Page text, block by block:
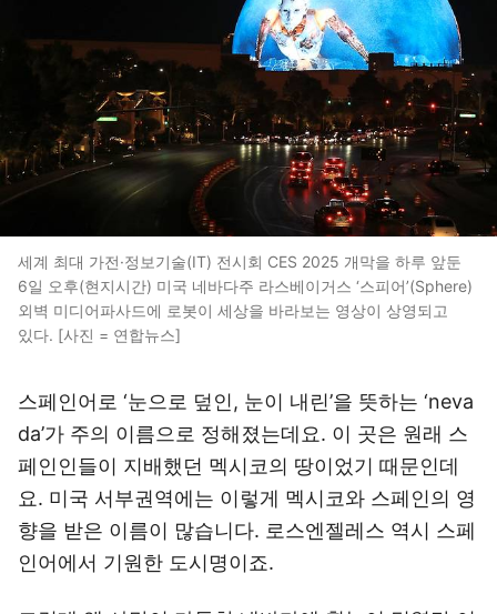
세계 최대 가전·정보기술(IT) 전시회 CES 2025 개막을 하루 앞둔
6일 오후(현지시간) 미국 네바다주 라스베이거스 ‘스피어’(Sphere)
외벽 미디어파사드에 로봇이 세상을 바라보는 영상이 상영되고
있다. [사진 = 연합뉴스]
스페인어로 ‘눈으로 덮인, 눈이 내린’을 뜻하는 ‘neva
da’가 주의 이름으로 정해졌는데요. 이 곳은 원래 스
페인인들이 지배했던 멕시코의 땅이었기 때문인데
요. 미국 서부권역에는 이렇게 멕시코와 스페인의 영
향을 받은 이름이 많습니다. 로스엔젤레스 역시 스페
인어에서 기원한 도시명이죠.